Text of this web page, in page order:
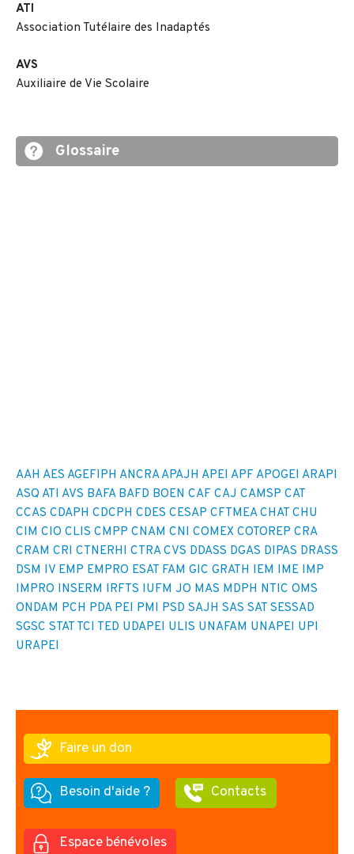
ATI
Association Tutélaire des Inadaptés
AVS
Auxiliaire de Vie Scolaire
Glossaire
AAH AES AGEFIPH ANCRA APAJH APEI APF APOGEI ARAPI
ASQ ATI AVS BAFA BAFD BOEN CAF CAJ CAMSP CAT
CCAS CDAPH CDCPH CDES CESAP CFTMEA CHAT CHU
CIM CIO CLIS CMPP CNAM CNI COMEX COTOREP CRA
CRAM CRI CTNERHI CTRA CVS DDASS DGAS DIPAS DRASS
DSM IV EMP EMPRO ESAT FAM GIC GRATH IEM IME IMP
IMPRO INSERM IRFTS IUFM JO MAS MDPH NTIC OMS
ONDAM PCH PDA PEI PMI PSD SAJH SAS SAT SESSAD
SGSC STAT TCI TED UDAPEI ULIS UNAFAM UNAPEI UPI
URAPEI
Faire un don
Besoin d'aide ? Contacts
Espace bénévoles